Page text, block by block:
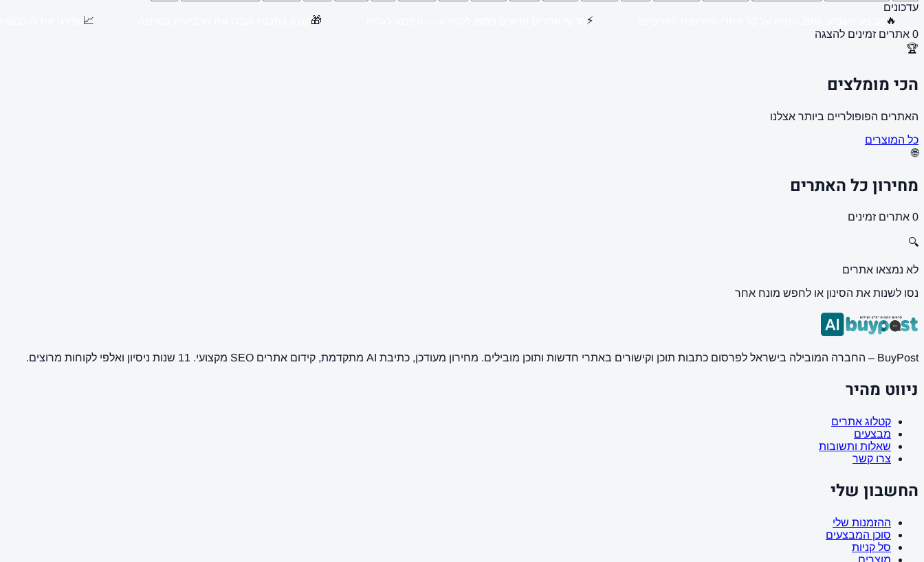
עדכונים
🔥
⚡
🎁
📈
0 אתרים זמינים להצגה
🏆
הכי מומלצים
האתרים הפופולריים ביותר אצלנו
כל המוצרים
🌐
מחירון כל האתרים
0 אתרים זמינים
🔍
לא נמצאו אתרים
נסו לשנות את הסינון או לחפש מונח אחר
BuyPost – החברה המובילה בישראל לפרסום כתבות תוכן וקישורים באתרי חדשות ותוכן מובילים. מחירון מעודכן, כתיבת AI מתקדמת, קידום אתרים SEO מקצועי. 11 שנות ניסיון ואלפי לקוחות מרוצים.
ניווט מהיר
קטלוג אתרים
מבצעים
שאלות ותשובות
צרו קשר
החשבון שלי
ההזמנות שלי
סוכן המבצעים
סל קניות
מוצרים